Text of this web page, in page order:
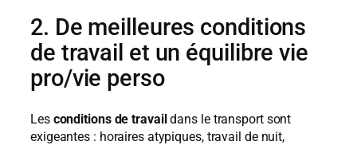
2. De meilleures conditions
de travail et un équilibre vie
pro/vie perso
Les conditions de travaildans le transport sont
exigeantes : horaires atypiques, travail de nuit,